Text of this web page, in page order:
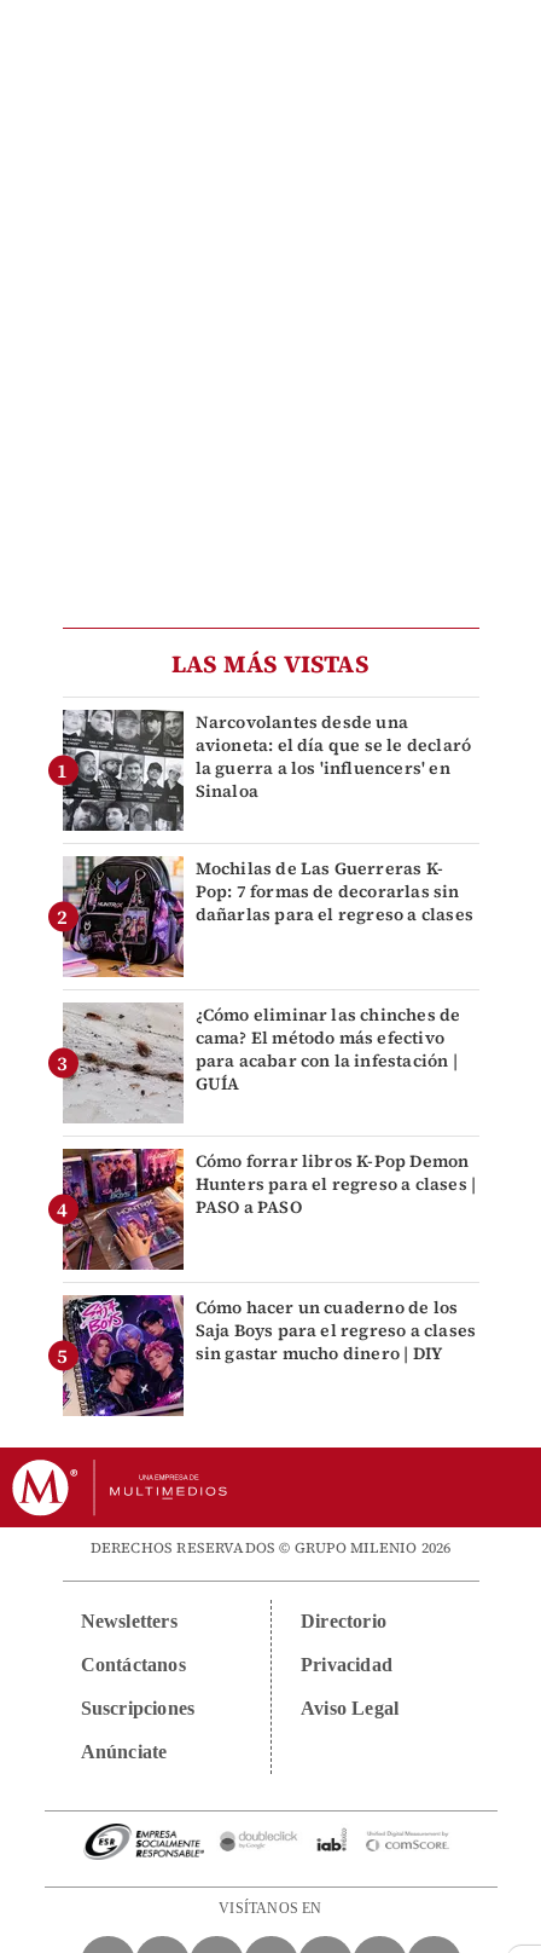
LAS MÁS VISTAS
Narcovolantes desde una
avioneta: el día que se le declaró
la guerra a los 'influencers' en
Sinaloa
Mochilas de Las Guerreras K-
Pop: 7 formas de decorarlas sin
dañarlas para el regreso a clases
¿Cómo eliminar las chinches de
cama? El método más efectivo
para acabar con la infestación |
GUÍA
Cómo forrar libros K-Pop Demon
Hunters para el regreso a clases |
PASO a PASO
Cómo hacer un cuaderno de los
Saja Boys para el regreso a clases
sin gastar mucho dinero | DIY
DERECHOS RESERVADOS © GRUPO MILENIO 2026
Newsletters
Contáctanos
Suscripciones
Anúnciate
Directorio
Privacidad
Aviso Legal
VISÍTANOS EN